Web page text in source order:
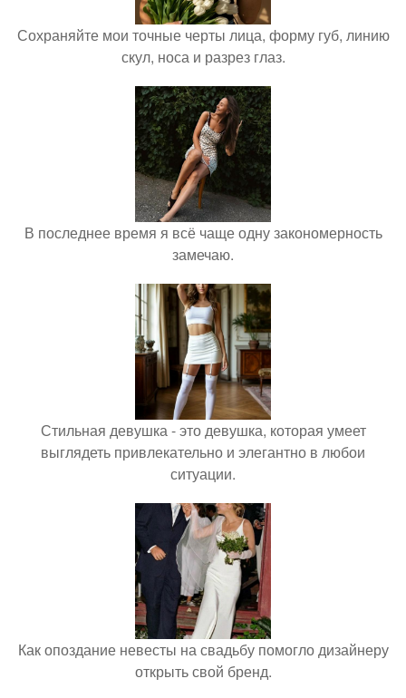
Сохраняйте мои точные черты лица, форму губ, линию
скул, носа и разрез глаз.
В последнее время я всё чаще одну закономерность
замечаю.
Стильная девушка - это девушка, которая умеет
выглядеть привлекательно и элегантно в любои
ситуации.
Как опоздание невесты на свадьбу помогло дизайнеру
открыть свой бренд.